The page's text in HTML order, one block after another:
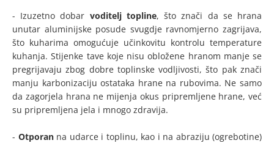
- Izuzetno dobar voditelj topline, što znači da se hrana
unutar aluminijske posude svugdje ravnomjerno zagrijava,
što kuharima omogućuje učinkovitu kontrolu temperature
kuhanja. Stijenke tave koje nisu obložene hranom manje se
pregrijavaju zbog dobre toplinske vodljivosti, što pak znači
manju karbonizaciju ostataka hrane na rubovima. Ne samo
da zagorjela hrana ne mijenja okus pripremljene hrane, već
su pripremljena jela i mnogo zdravija.
- Otporanna udarce i toplinu, kao i na abraziju (ogrebotine)